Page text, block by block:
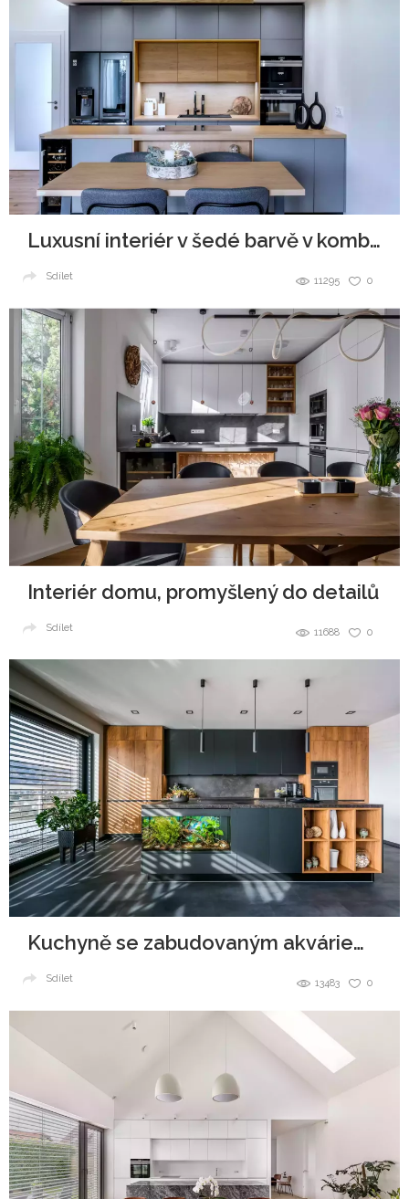
Luxusní interiér v šedé barvě v kombinaci se dřevem
0
11295
Sdílet
Interiér domu, promyšlený do detailů
0
11688
Sdílet
Kuchyně se zabudovaným akváriem v ostrůvku
0
13483
Sdílet